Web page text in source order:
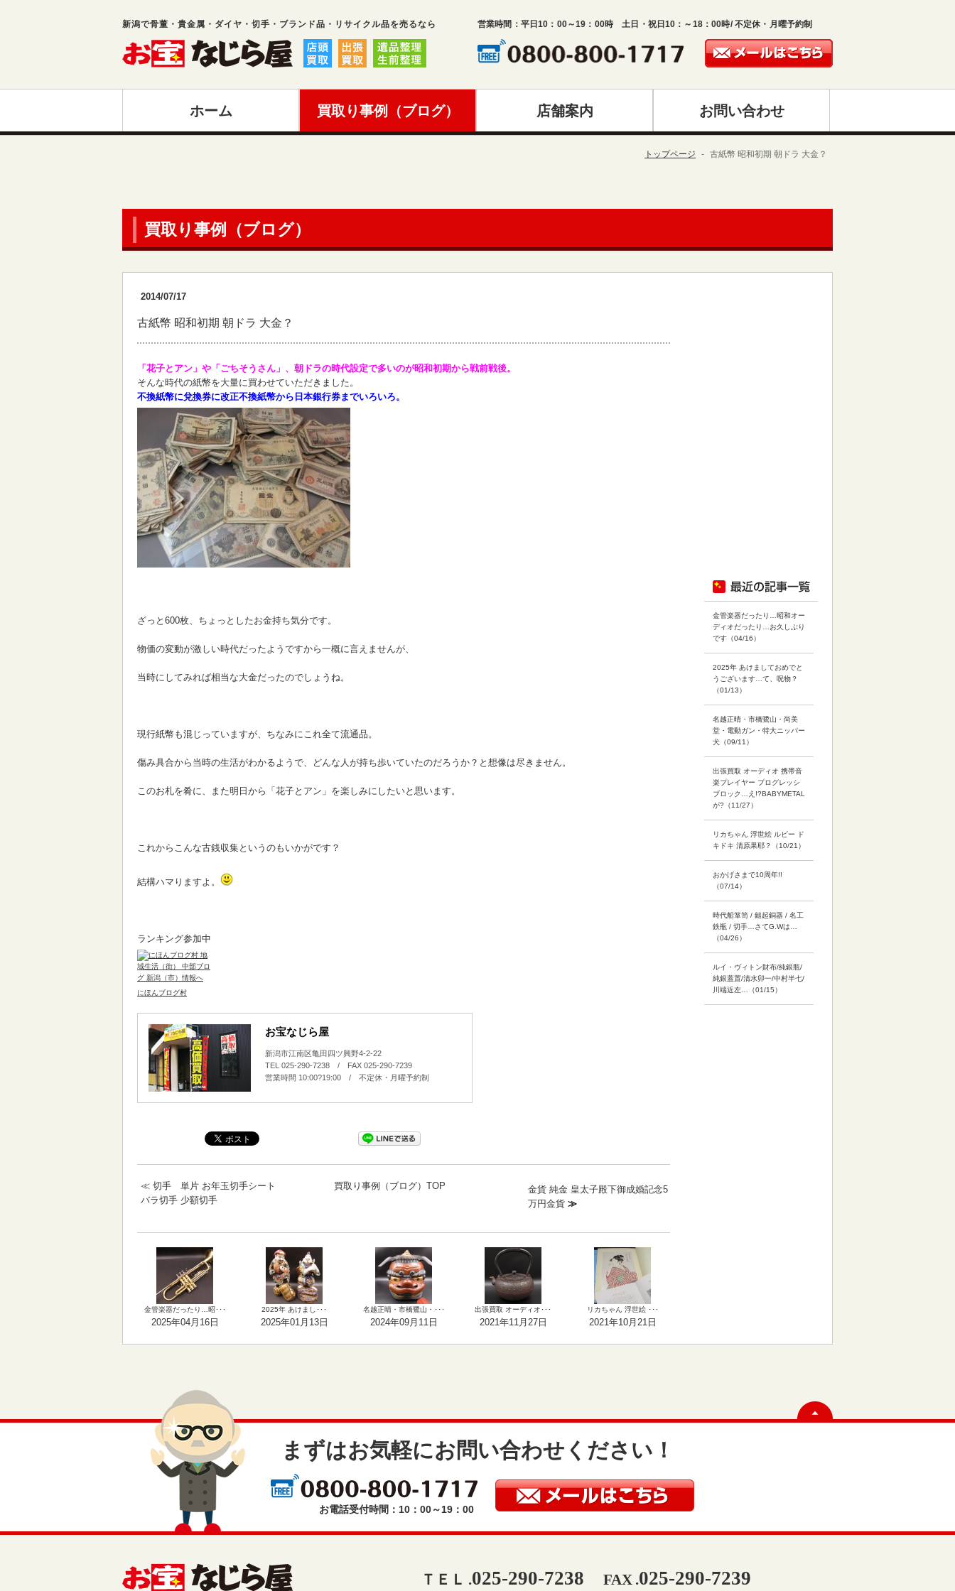
新潟で骨董・貴金属・ダイヤ・切手・ブランド品・リサイクル品を売るなら 営業時間：平日10：00～19：00時 土日・祝日10：～18：00時/ 不定休・月曜予約制
ホーム 買取り事例（ブログ） 店舗案内 お問い合わせ
トップページ 古紙幣 昭和初期 朝ドラ 大金？
買取り事例（ブログ）
2014/07/17
古紙幣 昭和初期 朝ドラ 大金？
「花子とアン」や「ごちそうさん」、朝ドラの時代設定で多いのが昭和初期から戦前戦後。
そんな時代の紙幣を大量に買わせていただきました。
不換紙幣に兌換券に改正不換紙幣から日本銀行券までいろいろ。
ざっと600枚、ちょっとしたお金持ち気分です。
物価の変動が激しい時代だったようですから一概に言えませんが、
当時にしてみれば相当な大金だったのでしょうね。
現行紙幣も混じっていますが、ちなみにこれ全て流通品。
傷み具合から当時の生活がわかるようで、どんな人が持ち歩いていたのだろうか？と想像は尽きません。
このお札を肴に、また明日から「花子とアン」を楽しみにしたいと思います。
これからこんな古銭収集というのもいかがです？
結構ハマりますよ。
ランキング参加中
にほんブログ村
お宝なじら屋
新潟市江南区亀田四ツ興野4-2-22
TEL 025-290-7238 / FAX 025-290-7239
営業時間 10:00?19:00 / 不定休・月曜予約制
≪ 切手 単片 お年玉切手シート
バラ切手 少額切手
買取り事例（ブログ）TOP
金貨 純金 皇太子殿下御成婚記念5
万円金貨 ≫
金管楽器だったり…昭･･･
2025年04月16日
2025年 あけまし･･･
2025年01月13日
名越正晴・市橋鷺山・･･･
2024年09月11日
出張買取 オーディオ･･･
2021年11月27日
リカちゃん 浮世絵 ･･･
2021年10月21日
金管楽器だったり…昭和オー
ディオだったり…お久しぶり
です（04/16）
2025年 あけましておめでと
うございます…て、呪物？
（01/13）
名越正晴・市橋鷺山・尚美
堂・電動ガン・特大ニッパー
犬（09/11）
出張買取 オーディオ 携帯音
楽プレイヤー プログレッシ
ブロック…え!?BABYMETAL
が?（11/27）
リカちゃん 浮世絵 ルビー ド
キドキ 清原果耶？（10/21）
おかげさまで10周年!!
（07/14）
時代船箪笥 / 鎚起銅器 / 名工
鉄瓶 / 切手…さてG.Wは…
（04/26）
ルイ・ヴィトン財布/純銀瓶/
純銀蓋置/清水卯一/中村半七/
川端近左…（01/15）
まずはお気軽にお問い合わせください！
お電話受付時間：10：00～19：00
ＴＥＬ .025-290-7238 FAX .025-290-7239